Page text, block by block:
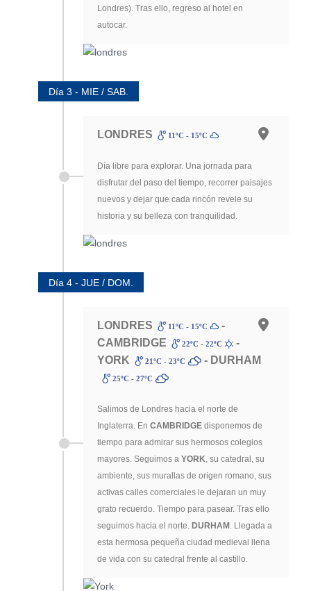
Londres). Tras ello, regreso al hotel en
autocar.
Día 3 - MIE / SAB.
LONDRES 11ºC - 15ºC
Día libre para explorar. Una jornada para
disfrutar del paso del tiempo, recorrer paisajes
nuevos y dejar que cada rincón revele su
historia y su belleza con tranquilidad.
Día 4 - JUE / DOM.
LONDRES 11ºC - 15ºC
-
CAMBRIDGE
22ºC - 22ºC
-
YORK
21ºC - 23ºC - DURHAM
25ºC - 27ºC
Salimos de Londres hacia el norte de
Inglaterra. En CAMBRIDGE disponemos de
tiempo para admirar sus hermosos colegios
mayores. Seguimos a YORK, su catedral, su
ambiente, sus murallas de origen romano, sus
activas calles comerciales le dejaran un muy
grato recuerdo. Tiempo para pasear. Tras ello
seguimos hacia el norte. DURHAM . Llegada a
esta hermosa pequeña ciudad medieval llena
de vida con su catedral frente al castillo.